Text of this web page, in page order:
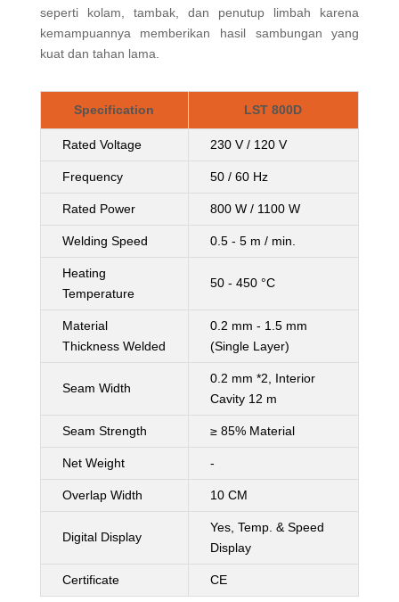
seperti kolam, tambak, dan penutup limbah karena
kemampuannya memberikan hasil sambungan yang
kuat dan tahan lama.
Specification LST 800D
Rated Voltage 230 V / 120 V
Frequency 50 / 60 Hz
Rated Power 800 W / 1100 W
Welding Speed 0.5 - 5 m / min.
Heating
Temperature
50 - 450 °C
Material
Thickness Welded
0.2 mm - 1.5 mm
(Single Layer)
Seam Width
0.2 mm *2, Interior
Cavity 12 m
Seam Strength ≥ 85% Material
Net Weight -
Overlap Width 10 CM
Digital Display
Yes, Temp. & Speed
Display
Certificate CE